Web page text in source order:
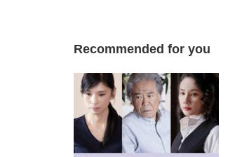
Recommended for you